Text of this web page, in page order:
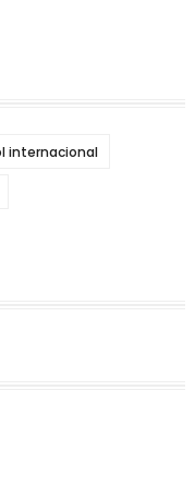
internacional